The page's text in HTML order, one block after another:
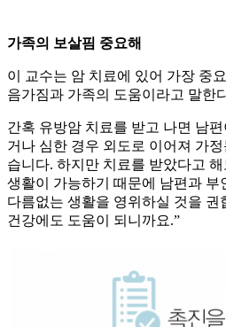
가족의 보살핌 중요해
이 교수는 암 치료에 있어 가장 중
음가짐과 가족의 도움이라고 말한
간혹 유방암 치료를 받고 나면 남
거나 심한 경우 외도로 이어져 가
습니다. 하지만 치료를 받았다고
생활이 가능하기 때문에 남편과 부
다름없는 생활을 영위하실 것을 권
건강에도 도움이 되니까요.”